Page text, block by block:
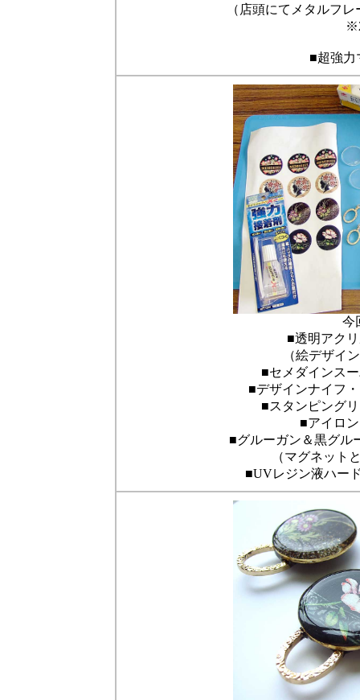
（店頭にてメタルフ
■超強力
今
■透明アク
（絵デザイ
■セメダインス
■デザインナイフ
■スタンピング
■アイロ
■グルーガン＆黒グ
（マグネット
■UVレジン液ハ